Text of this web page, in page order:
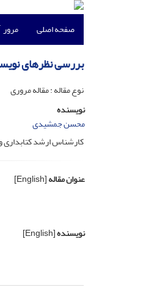
صفحه اصلی مرور
بررسی نظرهای
نوع مقاله : مقاله مروری
نویسنده
محسن جمشیدی
کارشناس ارشد کتابداری
عنوان مقاله[English]
نویسنده[English]